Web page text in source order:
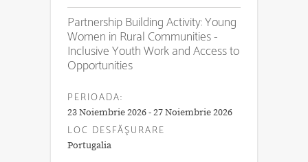
Partnership Building Activity: Young
Women in Rural Communities -
Inclusive Youth Work and Access to
Opportunities
PERIOADA:
23 Noiembrie 2026 - 27 Noiembrie 2026
LOC DESFĂŞURARE
Portugalia